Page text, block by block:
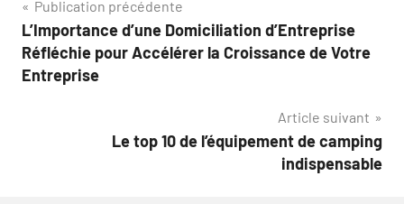
Navigation
de
l’article
Publication précédente
L’Importance d’une Domiciliation d’Entreprise
Réfléchie pour Accélérer la Croissance de Votre
Entreprise
Article suivant
Le top 10 de l’équipement de camping
indispensable